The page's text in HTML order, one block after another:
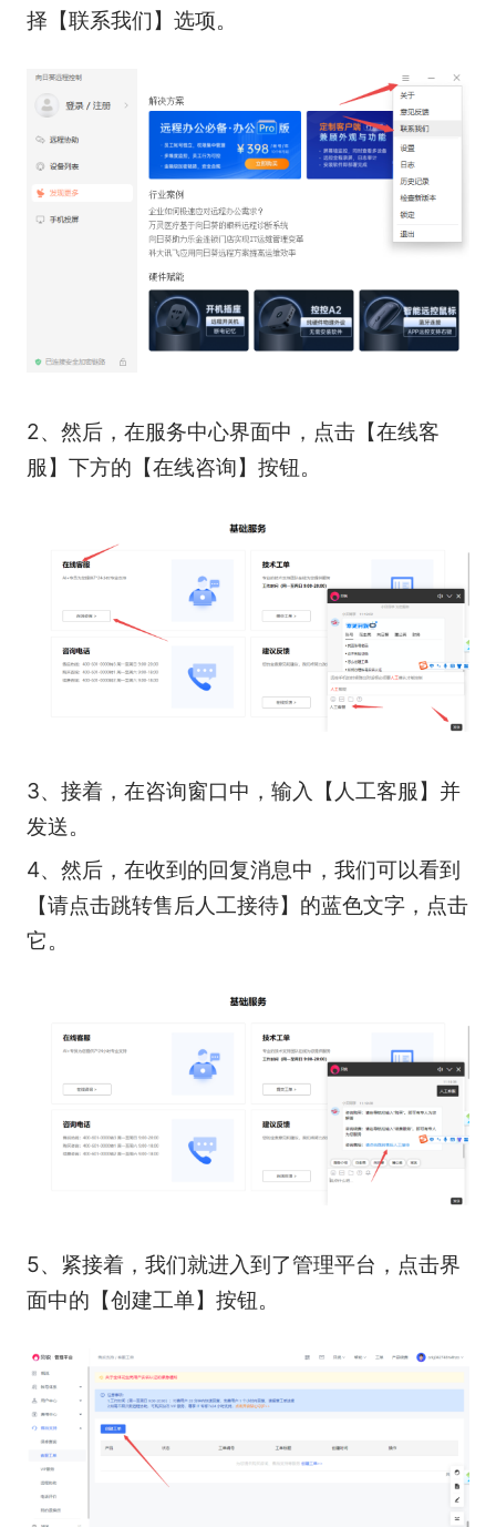
择【联系我们】选项。
2、然后，在服务中心界面中，点击【在线客
服】下方的【在线咨询】按钮。
3、接着，在咨询窗口中，输入【人工客服】并
发送。
4、然后，在收到的回复消息中，我们可以看到
【请点击跳转售后人工接待】的蓝色文字，点击
它。
5、紧接着，我们就进入到了管理平台，点击界
面中的【创建工单】按钮。